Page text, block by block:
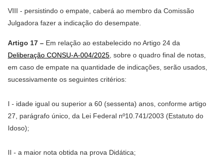
VIII - persistindo o empate, caberá ao membro da Comissão
Julgadora fazer a indicação do desempate.
Artigo 17 – Em relação ao estabelecido no Artigo 24 da
Deliberação CONSU-A-004/2025 , sobre o quadro final de notas,
em caso de empate na quantidade de indicações, serão usados,
sucessivamente os seguintes critérios:
I - idade igual ou superior a 60 (sessenta) anos, conforme artigo
27, parágrafo único, da Lei Federal nº10.741/2003 (Estatuto do
Idoso);
II - a maior nota obtida na prova Didática;